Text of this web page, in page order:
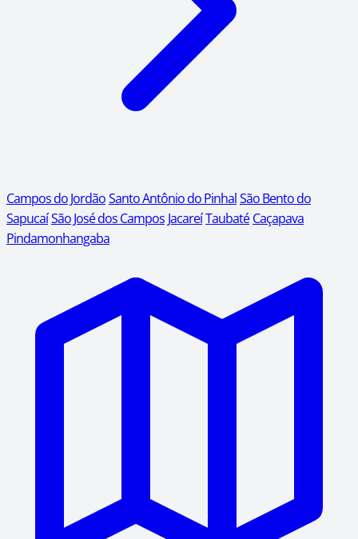
Campos do JordãoSanto Antônio do PinhalSão Bento do
SapucaíSão José dos Campos JacareíTaubaté Caçapava
Pindamonhangaba